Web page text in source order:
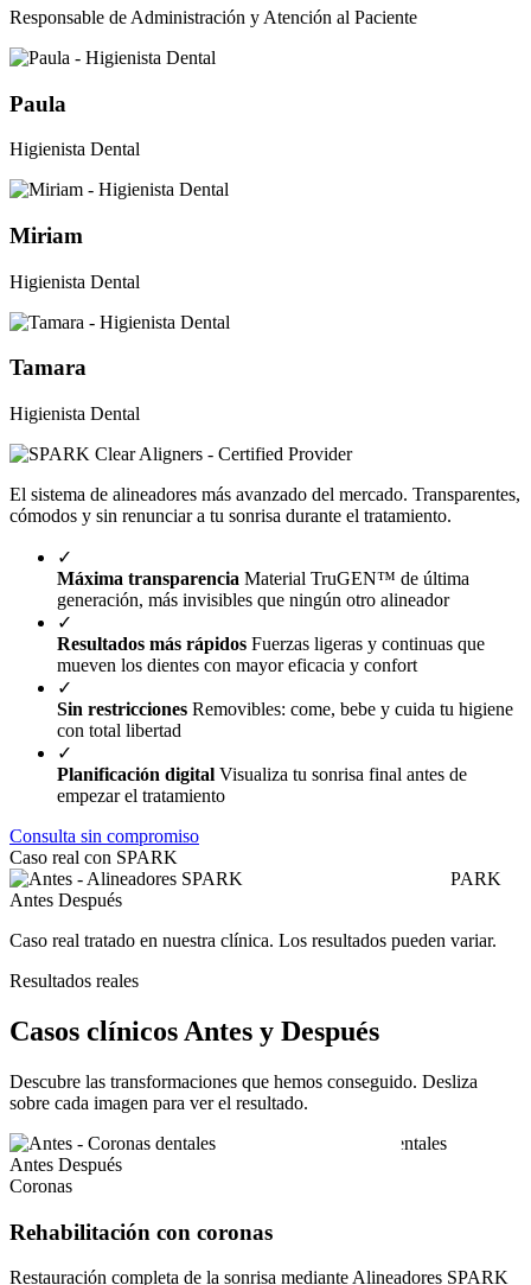
Responsable de Administración y Atención al Paciente
Paula
Higienista Dental
Miriam
Higienista Dental
Tamara
Higienista Dental
El sistema de alineadores más avanzado del mercado. Transparentes,
cómodos y sin renunciar a tu sonrisa durante el tratamiento.
✓
Máxima transparencia Material TruGEN™ de última
generación, más invisibles que ningún otro alineador
✓
Resultados más rápidos Fuerzas ligeras y continuas que
mueven los dientes con mayor eficacia y confort
✓
Sin restricciones Removibles: come, bebe y cuida tu higiene
con total libertad
✓
Planificación digital Visualiza tu sonrisa final antes de
empezar el tratamiento
Consulta sin compromiso
Caso real con SPARK
Antes Después
Caso real tratado en nuestra clínica. Los resultados pueden variar.
Resultados reales
Casos clínicos Antes y Después
Descubre las transformaciones que hemos conseguido. Desliza
sobre cada imagen para ver el resultado.
Antes Después
Coronas
Rehabilitación con coronas
Restauración completa de la sonrisa mediante Alineadores SPARK